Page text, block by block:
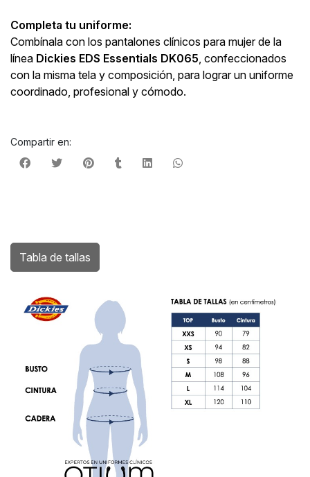
Completa tu uniforme:
Combínala con los pantalones clínicos para mujer de la
línea Dickies EDS Essentials DK065 , confeccionados
con la misma tela y composición, para lograr un uniforme
coordinado, profesional y cómodo.
Compartir en:
Tabla de tallas